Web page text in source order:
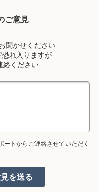
ご意見
聞かせください
れ入りますが
絡ください
トからご連絡させていただく